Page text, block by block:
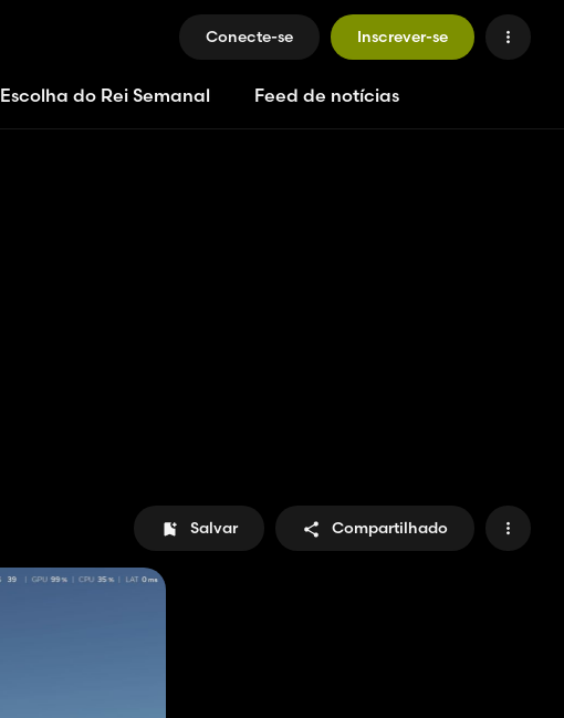
Conecte-se Inscrever-se
Escolha do Rei Semanal Feed de notícias
Salvar Compartilhado